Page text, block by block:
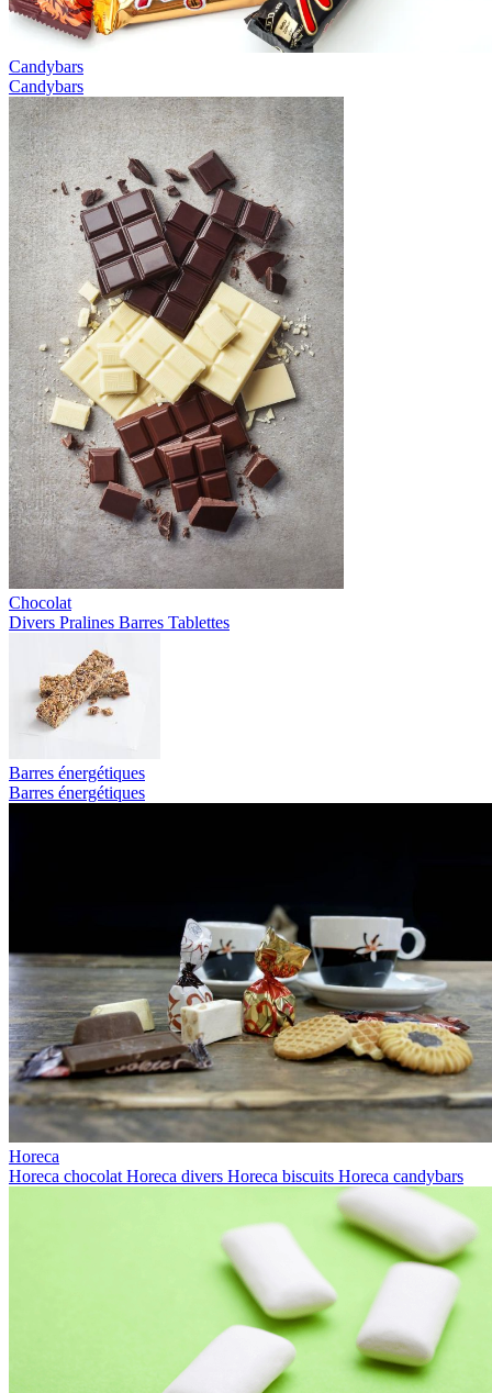
Candybars
Candybars
Chocolat
Divers Pralines Barres Tablettes
Barres énergétiques
Barres énergétiques
Horeca
Horeca chocolat Horeca divers Horeca biscuits Horeca candybars